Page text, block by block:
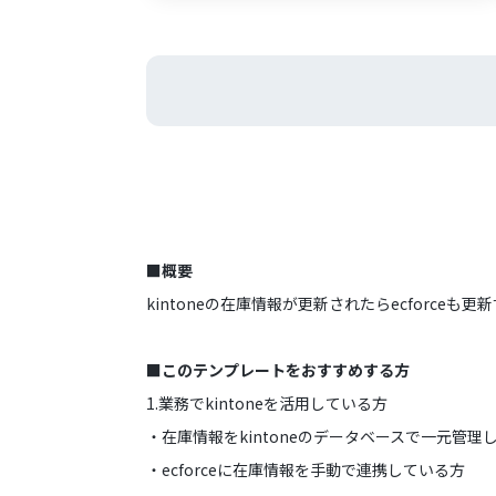
■概要
kintoneの在庫情報が更新されたらecforceも更新
■このテンプレートをおすすめする方
1.業務でkintoneを活用している方
・在庫情報をkintoneのデータベースで一元管理
・ecforceに在庫情報を手動で連携している方